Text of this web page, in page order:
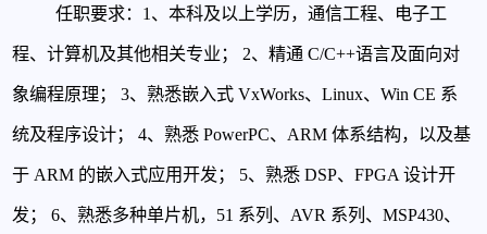
任职要求： 1、本科及以上学历，通信工程、电子工
程、计算机及其他相关专业；2、精通 C/C++语言及面向对
象编程原理；3、熟悉嵌入式 VxWorks、Linux、Win CE 系
统及程序设计；4、熟悉 PowerPC、ARM 体系结构，以及基
于 ARM 的嵌入式应用开发； 5、熟悉 DSP、FPGA 设计开
发；6、熟悉多种单片机，51 系列、AVR 系列、MSP430、